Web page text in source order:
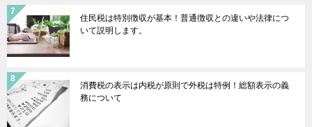
住民税は特別徴収が基本！普通徴収との違いや法律につ
いて説明します。
消費税の表示は内税が原則で外税は特例！総額表示の義
務について